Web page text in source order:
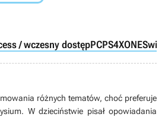
/ wczesny dostępPCPS4XONESwitch
różnych tematów, choć preferuje
W dzieciństwie pisał opowiadania